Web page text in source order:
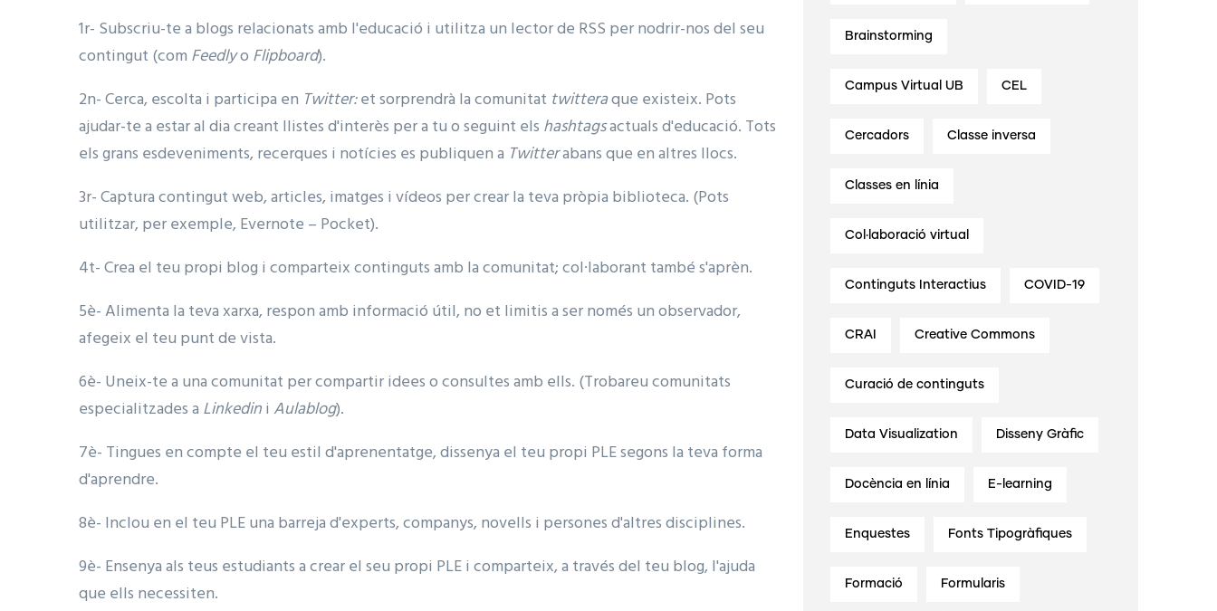
1r- Subscriu-te a blogs relacionats amb l'educació i utilitza un lector de RSS per nodrir-nos del seu
contingut (com Feedlyo Flipboard).
2n- Cerca, escolta i participa en Twitter:et sorprendrà la comunitat twitteraque existeix. Pots
ajudar-te a estar al dia creant llistes d'interès per a tu o seguint els hashtagsactuals d'educació. Tots
els grans esdeveniments, recerques i notícies es publiquen a Twitterabans que en altres llocs.
3r- Captura contingut web, articles, imatges i vídeos per crear la teva pròpia biblioteca. (Pots
utilitzar, per exemple, Evernote – Pocket).
4t- Crea el teu propi blog i comparteix continguts amb la comunitat; col·laborant també s'aprèn.
5è- Alimenta la teva xarxa, respon amb informació útil, no et limitis a ser només un observador,
afegeix el teu punt de vista.
6è- Uneix-te a una comunitat per compartir idees o consultes amb ells. (Trobareu comunitats
especialitzades a Linkedini Aulablog).
7è- Tingues en compte el teu estil d'aprenentatge, dissenya el teu propi PLE segons la teva forma
d'aprendre.
8è- Inclou en el teu PLE una barreja d'experts, companys, novells i persones d'altres disciplines.
9è- Ensenya als teus estudiants a crear el seu propi PLE i comparteix, a través del teu blog, l'ajuda
que ells necessiten.
Brainstorming
Campus Virtual UB CEL
Cercadors Classe inversa
Classes en línia
Col·laboració virtual
Continguts Interactius COVID-19
CRAI Creative Commons
Curació de continguts
Data Visualization Disseny Gràfic
Docència en línia E-learning
Enquestes Fonts Tipogràfiques
Formació Formularis